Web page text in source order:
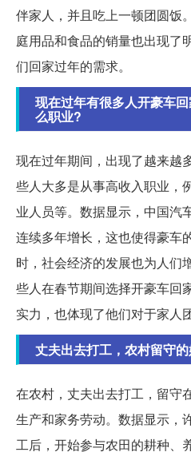
伴家人，并且吃上一顿团圆饭
庭用品和食品的销量也出现了
们回家过年的需求。
现在过年有很多人开豪车
么职业?
现在过年期间，出现了越来越
些人大多是从事高收入职业，
业人员等。数据显示，中国汽
连续多年增长，这也使得豪车
时，社会经济的发展也为人们
些人在春节期间选择开豪车回
实力，也体现了他们对于家人
丈夫出去打工，农村留守
在农村，丈夫出去打工，留守
生产和家务劳动。数据显示，
工后，开始参与农田的耕种、